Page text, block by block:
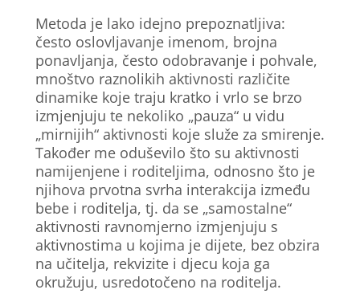
Metoda je lako idejno prepoznatljiva:
često oslovljavanje imenom, brojna
ponavljanja, često odobravanje i pohvale,
mnoštvo raznolikih aktivnosti različite
dinamike koje traju kratko i vrlo se brzo
izmjenjuju te nekoliko „pauza“ u vidu
„mirnijih“ aktivnosti koje služe za smirenje.
Također me oduševilo što su aktivnosti
namijenjene i roditeljima, odnosno što je
njihova prvotna svrha interakcija između
bebe i roditelja, tj. da se „samostalne“
aktivnosti ravnomjerno izmjenjuju s
aktivnostima u kojima je dijete, bez obzira
na učitelja, rekvizite i djecu koja ga
okružuju, usredotočeno na roditelja.